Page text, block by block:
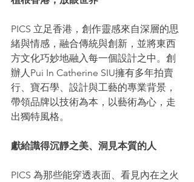
PICS 立足香港，創作靈感來自深層的思
緒與情感，融合傳統與創新，並將東西
方文化巧妙地融入每一個設計之中。創
辦人Pui In Catherine SIU擁有多年拍賣
行、寶石學、設計與工藝的專業背景，
帶領品牌以技術為本，以藝術為心，走
出獨特風格。
獻給識得沉靜之美、洞見本質的人
PICS 為那些能穿透表面、看見內在之火